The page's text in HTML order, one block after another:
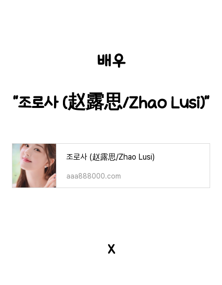
배우
"조로사 (赵露思/Zhao Lusi)"
조로사 (赵露思/Zhao Lusi)
aaa888000.com
X